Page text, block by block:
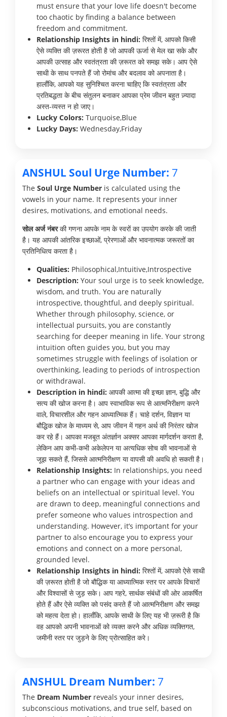
must ensure that your love life doesn't become
too chaotic by finding a balance between
freedom and commitment.
Relationship Insights in hindi: रिश्तों में, आपको किसी
ऐसे व्यक्ति की ज़रूरत होती है जो आपकी ऊर्जा से मेल खा सके और
आपकी उत्साह और स्वतंत्रता की ज़रूरत को समझ सके। आप ऐसे
साथी के साथ पनपते हैं जो रोमांच और बदलाव को अपनाता है।
हालाँकि, आपको यह सुनिश्चित करना चाहिए कि स्वतंत्रता और
प्रतिबद्धता के बीच संतुलन बनाकर आपका प्रेम जीवन बहुत ज़्यादा
अस्त-व्यस्त न हो जाए।
Lucky Colors: Turquoise,Blue
Lucky Days: Wednesday,Friday
ANSHUL Soul Urge Number: 7
The Soul Urge Number is calculated using the
vowels in your name. It represents your inner
desires, motivations, and emotional needs.
सोल अर्ज नंबरकी गणना आपके नाम के स्वरों का उपयोग करके की जाती
है। यह आपकी आंतरिक इच्छाओं, प्रेरणाओं और भावनात्मक जरूरतों का
प्रतिनिधित्व करता है।
Qualities: Philosophical,Intuitive,Introspective
Description: Your soul urge is to seek knowledge,
wisdom, and truth. You are naturally
introspective, thoughtful, and deeply spiritual.
Whether through philosophy, science, or
intellectual pursuits, you are constantly
searching for deeper meaning in life. Your strong
intuition often guides you, but you may
sometimes struggle with feelings of isolation or
overthinking, leading to periods of introspection
or withdrawal.
Description in hindi: आपकी आत्मा की इच्छा ज्ञान, बुद्धि और
सत्य की खोज करना है। आप स्वाभाविक रूप से आत्मनिरीक्षण करने
वाले, विचारशील और गहन आध्यात्मिक हैं। चाहे दर्शन, विज्ञान या
बौद्धिक खोज के माध्यम से, आप जीवन में गहन अर्थ की निरंतर खोज
कर रहे हैं। आपका मजबूत अंतर्ज्ञान अक्सर आपका मार्गदर्शन करता है,
लेकिन आप कभी-कभी अकेलेपन या अत्यधिक सोच की भावनाओं से
जूझ सकते हैं, जिससे आत्मनिरीक्षण या वापसी की अवधि हो सकती है।
Relationship Insights: In relationships, you need
a partner who can engage with your ideas and
beliefs on an intellectual or spiritual level. You
are drawn to deep, meaningful connections and
prefer someone who values introspection and
understanding. However, it’s important for your
partner to also encourage you to express your
emotions and connect on a more personal,
grounded level.
Relationship Insights in hindi: रिश्तों में, आपको ऐसे साथी
की ज़रूरत होती है जो बौद्धिक या आध्यात्मिक स्तर पर आपके विचारों
और विश्वासों से जुड़ सके। आप गहरे, सार्थक संबंधों की ओर आकर्षित
होते हैं और ऐसे व्यक्ति को पसंद करते हैं जो आत्मनिरीक्षण और समझ
को महत्व देता हो। हालाँकि, आपके साथी के लिए यह भी ज़रूरी है कि
वह आपको अपनी भावनाओं को व्यक्त करने और अधिक व्यक्तिगत,
जमीनी स्तर पर जुड़ने के लिए प्रोत्साहित करे।
ANSHUL Dream Number: 7
The Dream Number reveals your inner desires,
subconscious motivations, and true self, based on